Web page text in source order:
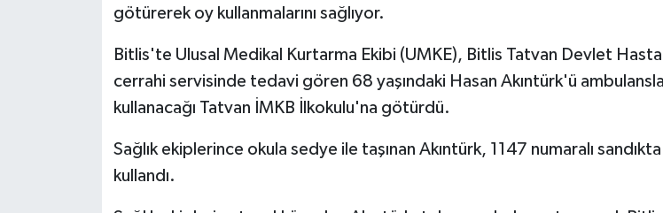
götürerek oy kullanmalarını sağlıyor.
Bitlis'te Ulusal Medikal Kurtarma Ekibi (UMKE), Bitlis Tatvan Devlet
cerrahi servisinde tedavi gören 68 yaşındaki Hasan Akıntürk'ü
kullanacağı Tatvan İMKB İlkokulu'na götürdü.
Sağlık ekiplerince okula sedye ile taşınan Akıntürk, 1147 numaralı
kullandı.
Teknoloji